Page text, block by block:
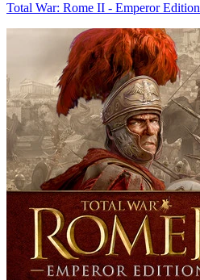
Total War: Rome II - Emperor Edition